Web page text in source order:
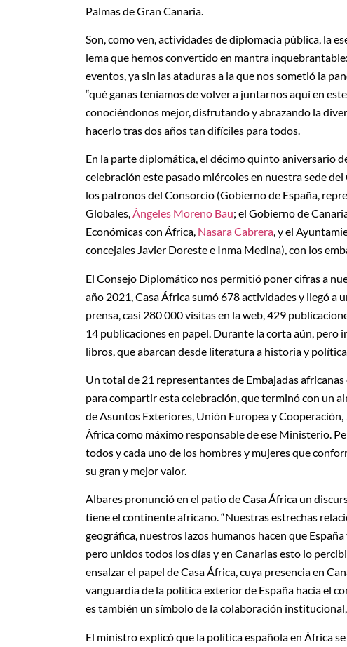
Palmas de Gran Canaria.
Son, como ven, actividades de diplomacia pública, la
lema que hemos convertido en mantra inquebrantable:
eventos, ya sin las ataduras a la que nos sometió la
“qué ganas teníamos de volver a juntarnos aquí en
conociéndonos mejor, disfrutando y abrazando la
hacerlo tras dos años tan difíciles para todos.
En la parte diplomática, el décimo quinto aniversario
celebración este pasado miércoles en nuestra sede
los patronos del Consorcio (Gobierno de España,
Globales,Ángeles Moreno Bau; el Gobierno de
Económicas con África, Nasara Cabrera, y el
concejales Javier Doreste e Inma Medina), con los
El Consejo Diplomático nos permitió poner cifras a
año 2021, Casa África sumó 678 actividades y llegó a
prensa, casi 280 000 visitas en la web, 429
14 publicaciones en papel. Durante la corta aún, pero
libros, que abarcan desde literatura a historia y
Un total de 21 representantes de Embajadas
para compartir esta celebración, que terminó con un
de Asuntos Exteriores, Unión Europea y Cooperación,
África como máximo responsable de ese Ministerio.
todos y cada uno de los hombres y mujeres que
su gran y mejor valor.
Albares pronunció en el patio de Casa África un
tiene el continente africano. “Nuestras estrechas
geográfica, nuestros lazos humanos hacen que
pero unidos todos los días y en Canarias esto lo
ensalzar el papel de Casa África, cuya presencia en
vanguardia de la política exterior de España hacia el
es también un símbolo de la colaboración
El ministro explicó que la política española en África